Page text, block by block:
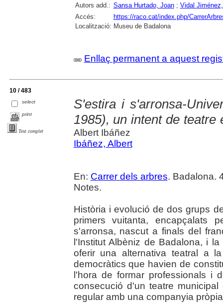
Autors add.: Sansa Hurtado, Joan; Vidal
Accés:
https://raco.cat/index.php/
Localització: Museu de Badalona
Enllaç permanent a aquest
10 / 483
select
print
Text complet
S'estira i s'arronsa-
1985), un intent de teatre
Albert Ibáñez
Ibáñez, Albert
En: Carrer dels arbres. Badalona.
Notes.
Història i evolució de dos grups
primers vuitanta, encapçalats
s'arronsa, nascut a finals del
l'Institut Albèniz de Badalona, i
oferir una alternativa teatral a
democràtics que havien de
l'hora de formar professionals i
consecució d'un teatre
regular amb una companyia